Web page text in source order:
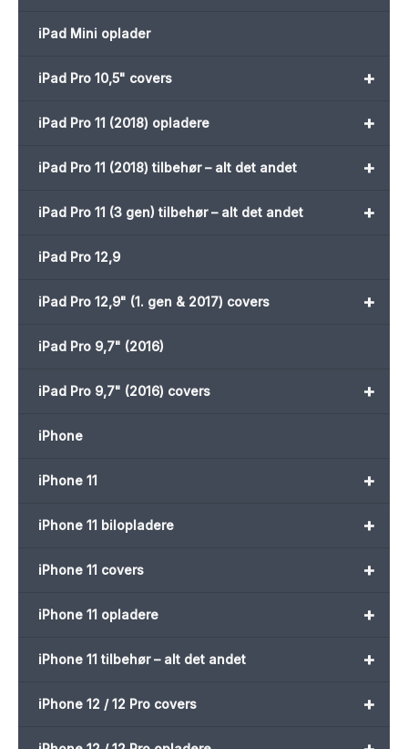
iPad Mini oplader
+
iPad Pro 10,5" covers
+
iPad Pro 11 (2018) opladere
+
iPad Pro 11 (2018) tilbehør – alt det andet
+
iPad Pro 11 (3 gen) tilbehør – alt det andet
iPad Pro 12,9
+
iPad Pro 12,9" (1. gen & 2017) covers
iPad Pro 9,7" (2016)
+
iPad Pro 9,7" (2016) covers
iPhone
+
iPhone 11
+
iPhone 11 bilopladere
+
iPhone 11 covers
+
iPhone 11 opladere
+
iPhone 11 tilbehør – alt det andet
+
iPhone 12 / 12 Pro covers